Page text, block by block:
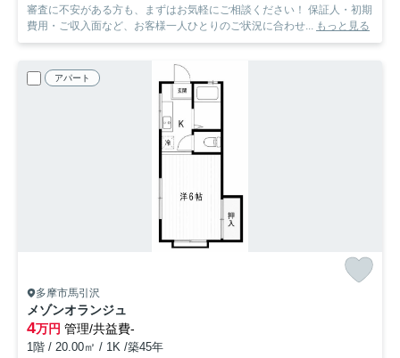
審査に不安がある方も、まずはお気軽にご相談ください！ 保証人・初期
費用・ご収入面など、お客様一人ひとりのご状況に合わせ...
もっと見る
アパート
多摩市馬引沢
メゾンオランジュ
4万円 管理/共益費-
1階 / 20.00㎡ / 1K /築45年